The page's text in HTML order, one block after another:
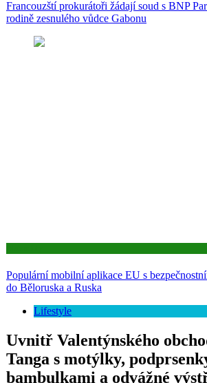
Francouzští prokurátoři žádají soud s BNP
rodině zesnulého vůdce Gabonu
Populární mobilní aplikace EU s
do Běloruska a Ruska
Lifestyle
Uvnitř Valentýnského
Tanga s motýlky,
bambulkami a odvážné